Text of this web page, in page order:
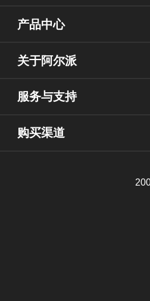
产品中心
关于阿尔派
服务与支持
购买渠道